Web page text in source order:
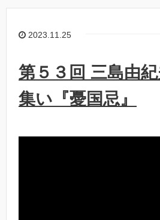
2023.11.25
第５３回 三島由
集い『憂国忌』